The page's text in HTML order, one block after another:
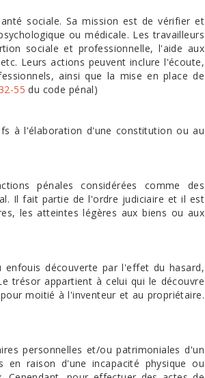
sociale. Sa mission est de vérifier et
ou médicale. Les travailleurs
sociale et professionnelle, l'aide aux
Leurs actions peuvent inclure l'écoute,
ainsi que la mise en place de
55 du code pénal)
à l'élaboration d'une constitution ou au
pénales considérées comme des
Il fait partie de l'ordre judiciaire et il est
les atteintes légères aux biens ou aux
découverte par l'effet du hasard,
trésor appartient à celui qui le découvre
moitié à l'inventeur et au propriétaire.
personnelles et/ou patrimoniales d'un
raison d'une incapacité physique ou